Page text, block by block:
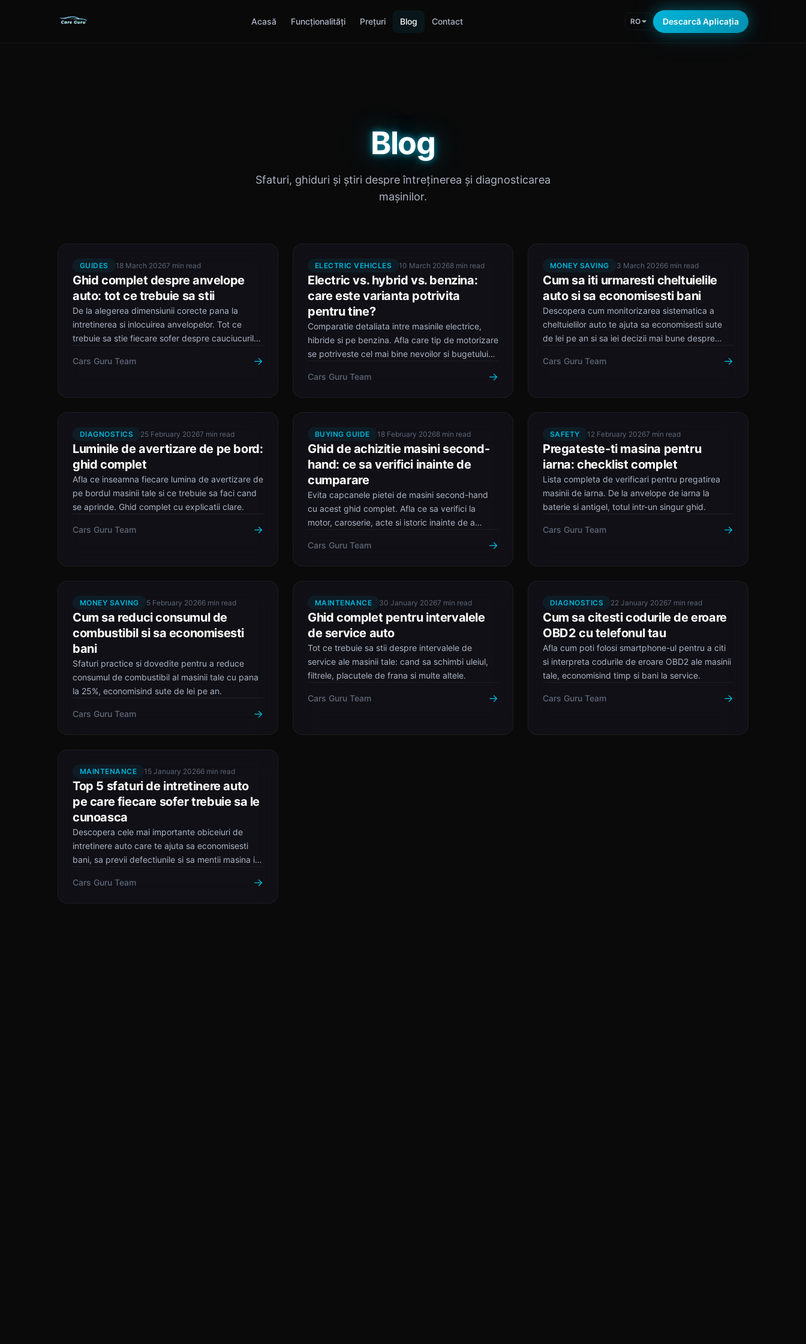
Acasă Funcționalități Prețuri Blog Contact RO Descarcă Aplicația
Blog
Sfaturi, ghiduri și știri despre întreținerea și diagnosticarea
mașinilor.
GUIDES 18 March 20267 min read
Ghid complet despre anvelope
auto: tot ce trebuie sa stii
De la alegerea dimensiunii corecte pana la
intretinerea si inlocuirea anvelopelor. Tot ce
trebuie sa stie fiecare sofer despre cauciucurile
Cars Guru Team
→
ELECTRIC VEHICLES 10 March 20268 min read
Electric vs. hybrid vs. benzina:
care este varianta potrivita
pentru tine?
Comparatie detaliata intre masinile electrice,
hibride si pe benzina. Afla care tip de motorizare
se potriveste cel mai bine nevoilor si bugetului
Cars Guru Team
→
MONEY SAVING 3 March 20266 min read
Cum sa iti urmaresti cheltuielile
auto si sa economisesti bani
Descopera cum monitorizarea sistematica a
cheltuielilor auto te ajuta sa economisesti sute
de lei pe an si sa iei decizii mai bune despre
Cars Guru Team
→
DIAGNOSTICS 25 February 20267 min read
Luminile de avertizare de pe bord:
ghid complet
Afla ce inseamna fiecare lumina de avertizare de
pe bordul masinii tale si ce trebuie sa faci cand
se aprinde. Ghid complet cu explicatii clare.
Cars Guru Team →
BUYING GUIDE 18 February 20268 min read
Ghid de achizitie masini second-
hand: ce sa verifici inainte de
cumparare
Evita capcanele pietei de masini second-hand
cu acest ghid complet. Afla ce sa verifici la
motor, caroserie, acte si istoric inainte de a
Cars Guru Team
→
SAFETY 12 February 20267 min read
Pregateste-ti masina pentru
iarna: checklist complet
Lista completa de verificari pentru pregatirea
masinii de iarna. De la anvelope de iarna la
baterie si antigel, totul intr-un singur ghid.
Cars Guru Team →
MONEY SAVING 5 February 20266 min read
Cum sa reduci consumul de
combustibil si sa economisesti
bani
Sfaturi practice si dovedite pentru a reduce
consumul de combustibil al masinii tale cu pana
la 25%, economisind sute de lei pe an.
Cars Guru Team →
MAINTENANCE 30 January 20267 min read
Ghid complet pentru intervalele
de service auto
Tot ce trebuie sa stii despre intervalele de
service ale masinii tale: cand sa schimbi uleiul,
filtrele, placutele de frana si multe altele.
Cars Guru Team →
DIAGNOSTICS 22 January 20267 min read
Cum sa citesti codurile de eroare
OBD2 cu telefonul tau
Afla cum poti folosi smartphone-ul pentru a citi
si interpreta codurile de eroare OBD2 ale masinii
tale, economisind timp si bani la service.
Cars Guru Team →
MAINTENANCE 15 January 20266 min read
Top 5 sfaturi de intretinere auto
pe care fiecare sofer trebuie sa le
cunoasca
Descopera cele mai importante obiceiuri de
intretinere auto care te ajuta sa economisesti
bani, sa previi defectiunile si sa mentii masina in
Cars Guru Team
→